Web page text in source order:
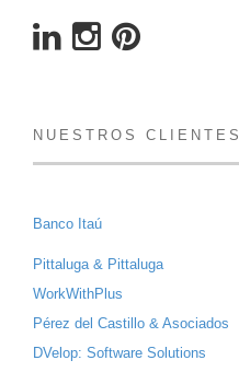
NUESTROS CLIENTES
Banco Itaú
Pittaluga & Pittaluga
WorkWithPlus
Pérez del Castillo & Asociados
DVelop: Software Solutions